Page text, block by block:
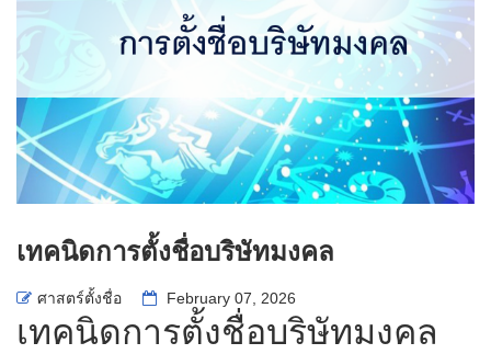
เทคนิดการตั้งชื่อบริษัทมงคล
ศาสตร์ตั้งชื่อ February 07, 2026
เทคนิดการตั้งชื่อบริษัทมงคล